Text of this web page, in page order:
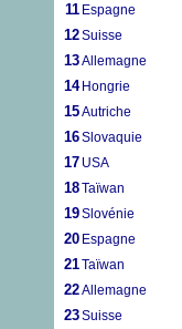
11 Espagne
12Suisse
13Allemagne
14 Hongrie
15Autriche
16Slovaquie
17 USA
18Taïwan
19Slovénie
20 Espagne
21Taïwan
22Allemagne
23Suisse